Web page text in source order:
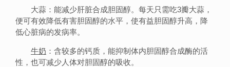
大蒜：能减少肝脏合成胆固醇。每天只需吃3瓣大蒜，
便可有效降低有害胆固醇的水平，使有益胆固醇升高，降
低心脏病的发病率。
牛奶 ：含较多的钙质，能抑制体内胆固醇合成酶的活
性，也可减少人体对胆固醇的吸收。